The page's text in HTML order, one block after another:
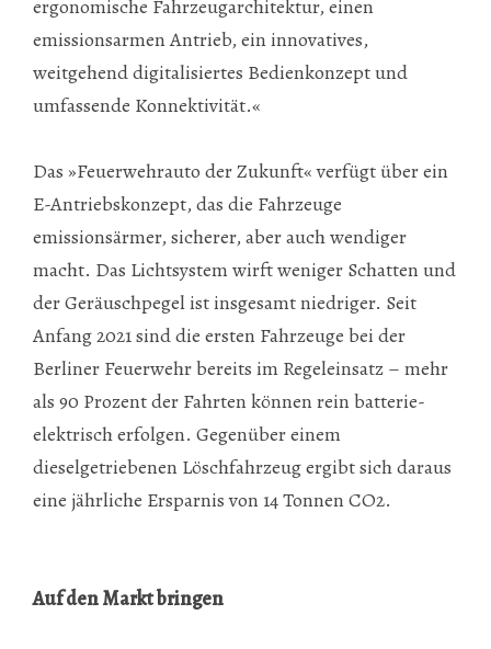
ergonomische Fahrzeugarchitektur, einen
emissionsarmen Antrieb, ein innovatives,
weitgehend digitalisiertes Bedienkonzept und
umfassende Konnektivität.«
Das »Feuerwehrauto der Zukunft« verfügt über ein
E-Antriebskonzept, das die Fahrzeuge
emissionsärmer, sicherer, aber auch wendiger
macht. Das Lichtsystem wirft weniger Schatten und
der Geräuschpegel ist insgesamt niedriger. Seit
Anfang 2021 sind die ersten Fahrzeuge bei der
Berliner Feuerwehr bereits im Regeleinsatz – mehr
als 90 Prozent der Fahrten können rein batterie-
elektrisch erfolgen. Gegenüber einem
dieselgetriebenen Löschfahrzeug ergibt sich daraus
eine jährliche Ersparnis von 14 Tonnen CO2.
Auf den Markt bringen